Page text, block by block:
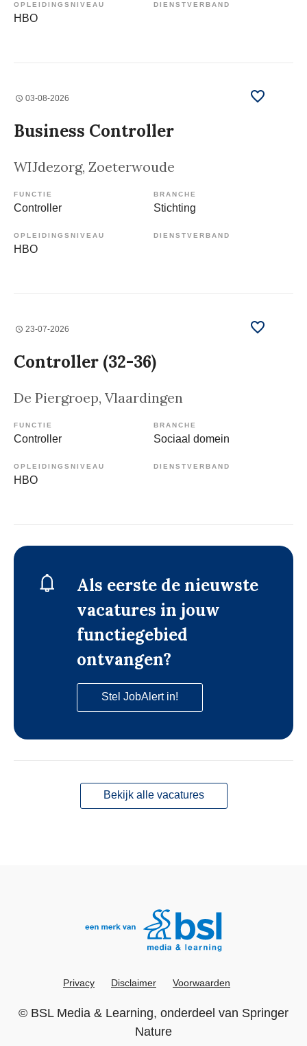
OPLEIDINGSNIVEAU
HBO
DIENSTVERBAND
03-08-2026
Business Controller
WIJdezorg, Zoeterwoude
FUNCTIE
Controller
BRANCHE
Stichting
OPLEIDINGSNIVEAU
HBO
DIENSTVERBAND
23-07-2026
Controller (32-36)
De Piergroep, Vlaardingen
FUNCTIE
Controller
BRANCHE
Sociaal domein
OPLEIDINGSNIVEAU
HBO
DIENSTVERBAND
Als eerste de nieuwste
vacatures in jouw
functiegebied
ontvangen?
Stel JobAlert in!
Bekijk alle vacatures
Privacy Disclaimer Voorwaarden
© BSL Media & Learning, onderdeel van Springer
Nature